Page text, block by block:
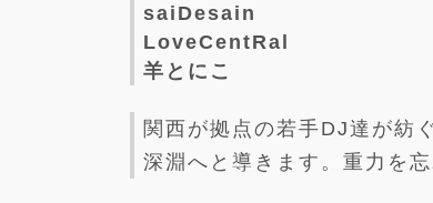
saiDesain
LoveCentRal
羊とにこ
関西が拠点の若手DJ達が紡
深淵へと導きます。重力を